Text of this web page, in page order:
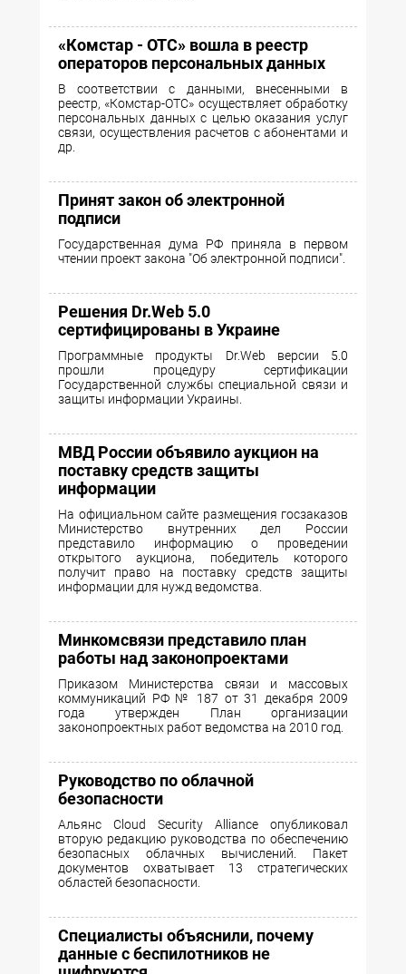
«Комстар - ОТС» вошла в реестр
операторов персональных данных
В соответствии с данными, внесенными в
реестр, «Комстар-ОТС» осуществляет обработку
персональных данных с целью оказания услуг
связи, осуществления расчетов с абонентами и
др.
Принят закон об электронной
подписи
Государственная дума РФ приняла в первом
чтении проект закона "Об электронной подписи".
Решения Dr.Web 5.0
сертифицированы в Украине
Программные продукты Dr.Web версии 5.0
прошли процедуру сертификации
Государственной службы специальной связи и
защиты информации Украины.
МВД России объявило аукцион на
поставку средств защиты
информации
На официальном сайте размещения госзаказов
Министерство внутренних дел России
представило информацию о проведении
открытого аукциона, победитель которого
получит право на поставку средств защиты
информации для нужд ведомства.
Минкомсвязи представило план
работы над законопроектами
Приказом Министерства связи и массовых
коммуникаций РФ № 187 от 31 декабря 2009
года утвержден План организации
законопроектных работ ведомства на 2010 год.
Руководство по облачной
безопасности
Альянс Cloud Security Alliance опубликовал
вторую редакцию руководства по обеспечению
безопасных облачных вычислений. Пакет
документов охватывает 13 стратегических
областей безопасности.
Специалисты объяснили, почему
данные с беспилотников не